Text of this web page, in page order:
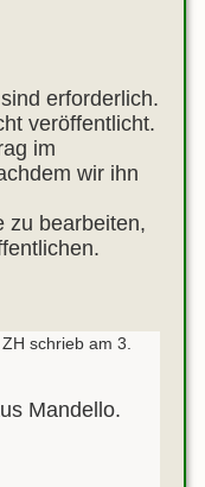
erforderlich.
veröffentlicht.
im
wir ihn
zu bearbeiten,
schrieb am 3.
Mandello.